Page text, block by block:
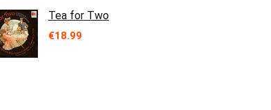
Tea for Two
€18.99